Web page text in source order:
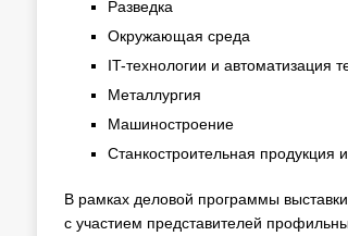
Разведка
Окружающая среда
IT-технологии и автоматизация
Металлургия
Машиностроение
Станкостроительная продукция
В рамках деловой программы
с участием представителей